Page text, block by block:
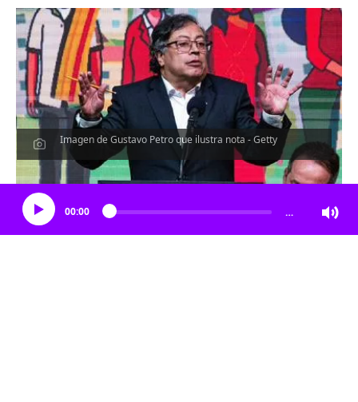
Imagen de Gustavo Petro que ilustra nota - Getty
Escucha el artículo
00:00 …